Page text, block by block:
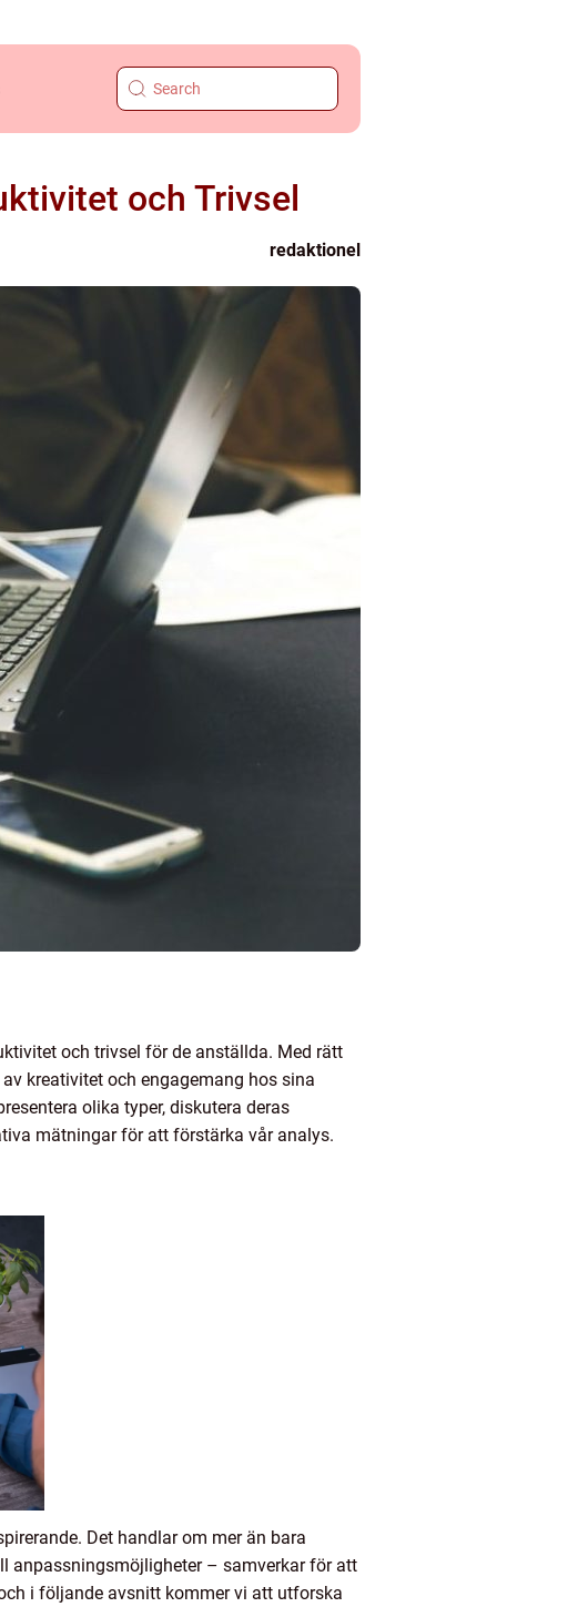
och Trivsel
redaktionel
och trivsel för de anställda. Med rätt
kreativitet och engagemang hos sina
olika typer, diskutera deras
mätningar för att förstärka vår analys.
Det handlar om mer än bara
anpassningsmöjligheter – samverkar för att
i följande avsnitt kommer vi att utforska